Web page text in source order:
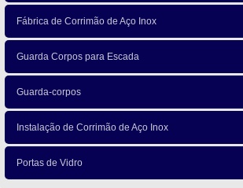
Fábrica de Corrimão de Aço Inox
Guarda Corpos para Escada
Guarda-corpos
Instalação de Corrimão de Aço Inox
Portas de Vidro